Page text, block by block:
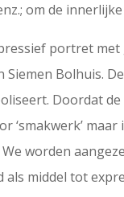
om de
portret
Siemen Bolhuis.
Doordat
‘smakwerk’
worden
middel tot